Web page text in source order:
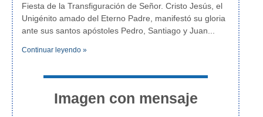
Fiesta de la Transfiguración de Señor. Cristo Jesús, el
Unigénito amado del Eterno Padre, manifestó su gloria
ante sus santos apóstoles Pedro, Santiago y Juan
Continuar leyendo »
Imagen con mensaje